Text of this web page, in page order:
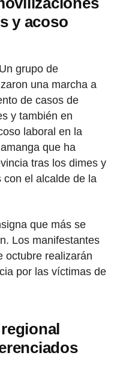
y acoso
Un grupo de
una marcha a
de casos de
y también en
laboral en la
que ha
tras los dimes y
el alcalde de la
que más se
Los manifestantes
octubre realizarán
por las víctimas de